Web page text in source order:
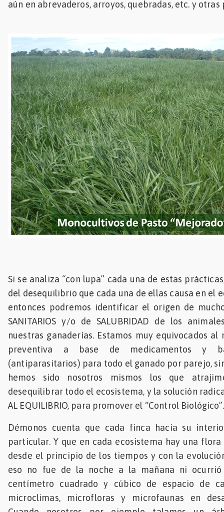
aún en abrevaderos, arroyos, quebradas, etc. y
Si se analiza “con lupa” cada una de estas
del desequilibrio que cada una de ellas causa en el
entonces podremos identificar el origen de
SANITARIOS y/o de SALUBRIDAD de los
nuestras ganaderías. Estamos muy equivocados
preventiva a base de medicamentos y
(antiparasitarios) para todo el ganado por parejo,
hemos sido nosotros mismos los que
desequilibrar todo el ecosistema, y la solución
AL EQUILIBRIO, para promover el “Control Biológico”.
Démonos cuenta que cada finca hacia su
particular. Y que en cada ecosistema hay una
desde el principio de los tiempos y con la
eso no fue de la noche a la mañana ni ocurrió
centímetro cuadrado y cúbico de espacio de
microclimas, microfloras y microfaunas en